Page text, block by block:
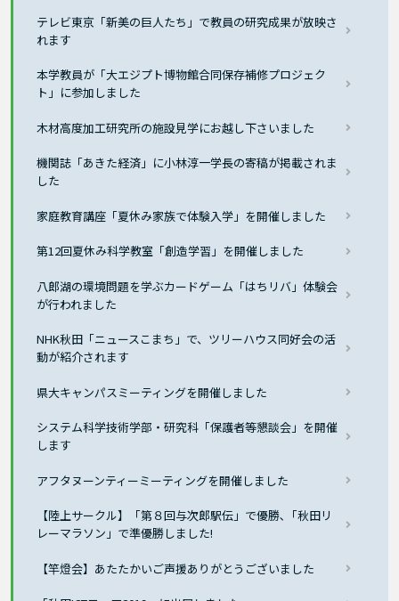
テレビ東京「新美の巨人たち」で教員の研究成果が放映さ
れます
本学教員が「大エジプト博物館合同保存補修プロジェク
ト」に参加しました
木材高度加工研究所の施設見学にお越し下さいました
機関誌「あきた経済」に小林淳一学長の寄稿が掲載されま
した
家庭教育講座「夏休み家族で体験入学」を開催しました
第12回夏休み科学教室「創造学習」を開催しました
八郎湖の環境問題を学ぶカードゲーム「はちリバ」体験会
が行われました
NHK秋田「ニュースこまち」で、ツリーハウス同好会の活
動が紹介されます
県大キャンパスミーティングを開催しました
システム科学技術学部・研究科「保護者等懇談会」を開催
します
アフタヌーンティーミーティングを開催しました
【陸上サークル】「第８回与次郎駅伝」で優勝､「秋田リ
レーマラソン」で準優勝しました!
【竿燈会】あたたかいご声援ありがとうございました